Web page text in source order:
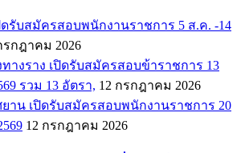
รับสมัครสอบพนักงานราชการ 5 ส.ค. -14
รกฎาคม 2026
างราง เปิดรับสมัครสอบข้าราชการ 13
รวม 13 อัตรา, 12 กรกฎาคม 2026
าน เปิดรับสมัครสอบพนักงานราชการ 20
12 กรกฎาคม 2026